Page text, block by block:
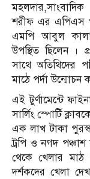
শরীফ এর এপিএস
এমপি আবুল
উপস্থিত ছিলেন ।
সাথে অতিথিদের
মাঠে পর্দা উন্মোচন
এই টুর্ণামেন্টে
সার্লিং স্পোর্টি
এক লাখ টাকা
ট্রপি ও নগদ
থেকে খেলার মাঠ
দর্শকদের খেলা